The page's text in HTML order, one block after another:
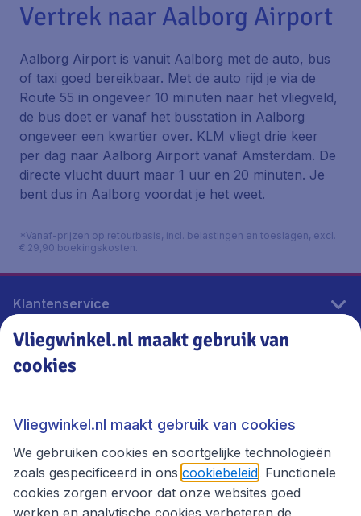
Vertrek naar Aalborg Airport
Aalborg Airport is vanuit Aalborg met de auto, bus
of taxi goed bereikbaar. Met de auto rijd je via de
Route 55 in ongeveer 10 minuten naar het vliegveld,
de bus doet er vanaf het busstation in Aalborg
ongeveer een kwartier over. KLM vliegt drie keer
per dag naar Aalborg Airport vanaf Amsterdam. De
directe vlucht duurt maar 1 uur en 20 minuten. Je
bent dus in Aalborg voordat je het weet.
*Vanaf-prijzen op retourbasis, incl. belastingen en toeslagen, excl.
€ 29,90 boekingskosten.
Klantenservice
Vliegwinkel.nl
Thema's
Vliegwinkel.nl maakt gebruik van
cookies
Vliegwinkel.nl maakt gebruik van cookies
We gebruiken cookies en soortgelijke technologieën
zoals gespecificeerd in ons cookiebeleid . Functionele
cookies zorgen ervoor dat onze websites goed
werken en analytische cookies verbeteren de